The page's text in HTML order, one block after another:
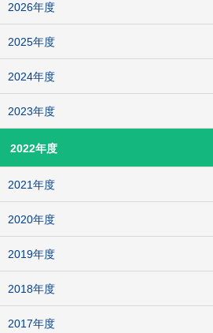
2026年度
2025年度
2024年度
2023年度
2022年度
2021年度
2020年度
2019年度
2018年度
2017年度